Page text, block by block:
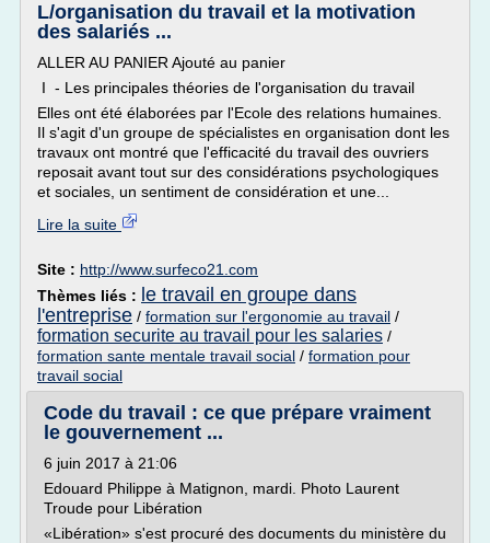
L/organisation du travail et la motivation
des salariés ...
ALLER AU PANIER Ajouté au panier
I - Les principales théories de l'organisation du travail
Elles ont été élaborées par l'Ecole des relations humaines.
Il s'agit d'un groupe de spécialistes en organisation dont les
travaux ont montré que l'efficacité du travail des ouvriers
reposait avant tout sur des considérations psychologiques
et sociales, un sentiment de considération et une...
Lire la suite
Site : http://www.surfeco21.com
Thèmes liés : le travail en groupe dans
l'entreprise / formation sur l'ergonomie au travail /
formation securite au travail pour les salaries /
formation sante mentale travail social / formation pour
travail social
Code du travail : ce que prépare vraiment
le gouvernement ...
6 juin 2017 à 21:06
Edouard Philippe à Matignon, mardi. Photo Laurent
Troude pour Libération
«Libération» s'est procuré des documents du ministère du